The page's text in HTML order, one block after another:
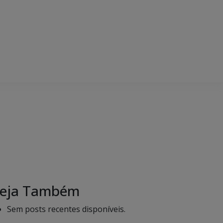
Também
Sem posts recentes disponíveis.